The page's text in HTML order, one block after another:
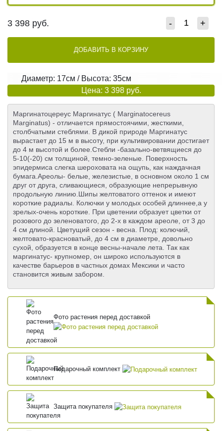
3 398 руб. - +
ДОБАВИТЬ В КОРЗИНУ
Диаметр: 17см / Высота: 35см
Цена: 3 398 руб.
Маргинатоцереус Маргинатус ( Marginatocereus
Marginatus) - отличается прямостоячими, жесткими,
столбчатыми стеблями. В дикой природе Маргинатус
вырастает до 15 м в высоту, при культивировании достигает
до 4 м высотой и более.Стебли -базально-ветвящиеся до
5-10(-20) см толщиной, темно-зеленые. Поверхность
эпидермиса слегка шероховата на ощупь, как наждачная
бумага.Ареолы- белые, железистые, в основном около 1 см
друг от друга, сливающиеся, образующие непрерывную
продольную линию.Шипы желтоватого оттенок и имеют
короткие радиалы. Колючки у молодых особей длиннее,а у
зрелых-очень короткие. При цветении образует цветки от
розового до зеленоватого, до 2-х в каждом ареоле, от 3 до
4 см длиной. Цветущий сезон - весна. Плод: колючий,
желтовато-красноватый, до 4 см в диаметре, довольно
сухой, образуется в конце весны-начале лета. Так как
маргинатус- крупномер, он широко используются в
качестве барьеров в частных домах Мексики и часто
становится живым забором.
Фото растения перед доставкой
Подарочный комплект
Защита покупателя